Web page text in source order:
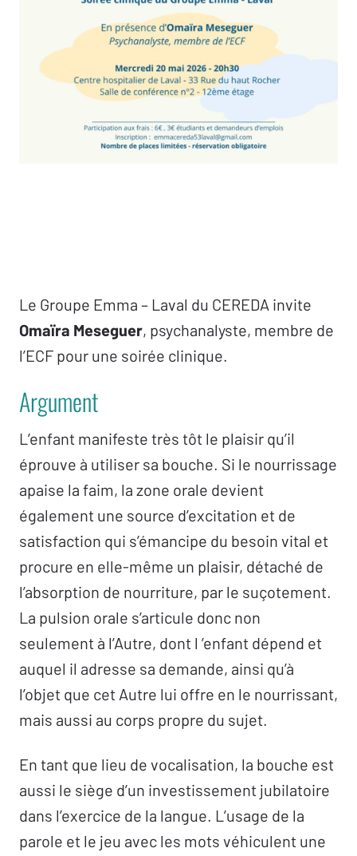
Le Groupe Emma – Laval du CEREDA invite
Omaïra Meseguer, psychanalyste, membre de
l’ECF pour une soirée clinique.
Argument
L’enfant manifeste très tôt le plaisir qu’il
éprouve à utiliser sa bouche. Si le nourrissage
apaise la faim, la zone orale devient
également une source d’excitation et de
satisfaction qui s’émancipe du besoin vital et
procure en elle-même un plaisir, détaché de
l’absorption de nourriture, par le suçotement.
La pulsion orale s’articule donc non
seulement à l’Autre, dont l ’enfant dépend et
auquel il adresse sa demande, ainsi qu’à
l’objet que cet Autre lui offre en le nourrissant,
mais aussi au corps propre du sujet.
En tant que lieu de vocalisation, la bouche est
aussi le siège d’un investissement jubilatoire
dans l’exercice de la langue. L’usage de la
parole et le jeu avec les mots véhiculent une